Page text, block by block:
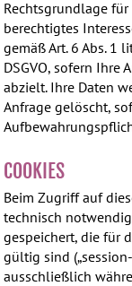
Rechtsgrundlage
berechtigtes
gemäß Art. 6 Abs. 1
DSGVO, sofern Ihre
abzielt. Ihre Daten
Anfrage gelöscht,
COOKIES
Beim Zugriff auf
technisch
gespeichert, die für
gültig sind
ausschließlich